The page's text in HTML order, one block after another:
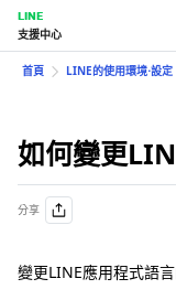
LINE
支援中心
首頁 LINE的使用環境⋅設定
如何變更
分享
變更LINE應用程式語